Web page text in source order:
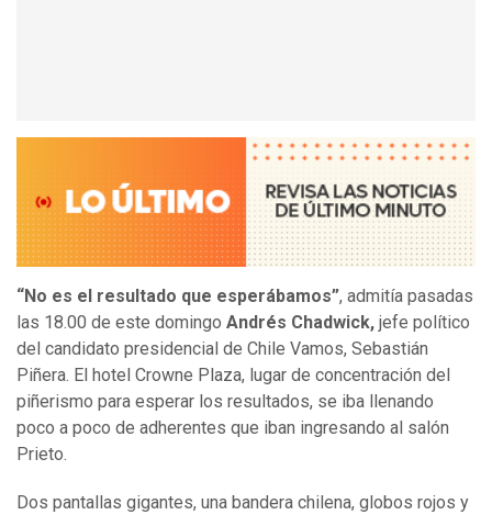
“No es el resultado que esperábamos”, admitía pasadas
las 18.00 de este domingo Andrés Chadwick, jefe político
del candidato presidencial de Chile Vamos, Sebastián
Piñera. El hotel Crowne Plaza, lugar de concentración del
piñerismo para esperar los resultados, se iba llenando
poco a poco de adherentes que iban ingresando al salón
Prieto.
Dos pantallas gigantes, una bandera chilena, globos rojos y